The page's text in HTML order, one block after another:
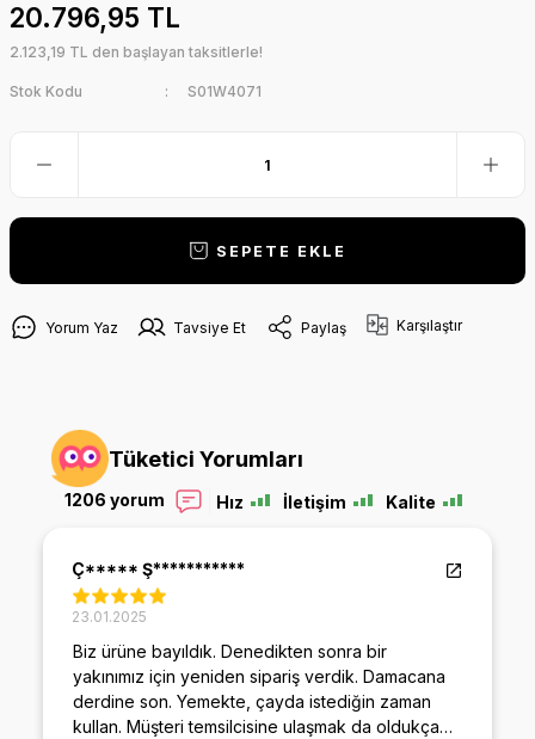
20.796,95 TL
2.123,19 TL den başlayan taksitlerle!
Stok Kodu S01W4071
SEPETE EKLE
Yorum Yaz Tavsiye Et Paylaş Karşılaştır
Tüketici Yorumları
1206 yorum Hız İletişim Kalite
Ç***** Ş***********
23.01.2025
Biz ürüne bayıldık. Denedikten sonra bir
yakınımız için yeniden sipariş verdik. Damacana
derdine son. Yemekte, çayda istediğin zaman
kullan. Müşteri temsilcisine ulaşmak da oldukça